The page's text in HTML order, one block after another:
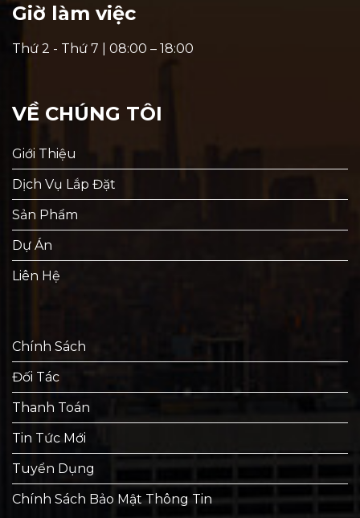
Giờ làm việc
Thứ 2 - Thứ 7 | 08:00 – 18:00
VỀ CHÚNG TÔI
Giới Thiệu
Dịch Vụ Lắp Đặt
Sản Phẩm
Dự Án
Liên Hệ
Chính Sách
Đối Tác
Thanh Toán
Tin Tức Mới
Tuyển Dụng
Chính Sách Bảo Mật Thông Tin